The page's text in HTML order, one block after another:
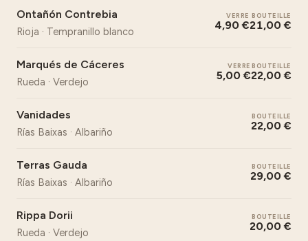
Ontañón Contrebia
Rioja · Tempranillo blanco
VERRE
4,90 €
BOUTEILLE
21,00 €
Marqués de Cáceres
Rueda · Verdejo
VERRE
5,00 €
BOUTEILLE
22,00 €
Vanidades
Rías Baixas · Albariño
BOUTEILLE
22,00 €
Terras Gauda
Rías Baixas · Albariño
BOUTEILLE
29,00 €
Rippa Dorii
Rueda · Verdejo
BOUTEILLE
20,00 €